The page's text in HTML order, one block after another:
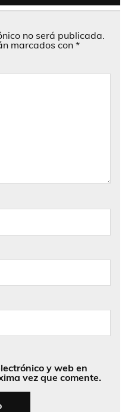
no será publicada.
marcados con *
y web en
vez que comente.